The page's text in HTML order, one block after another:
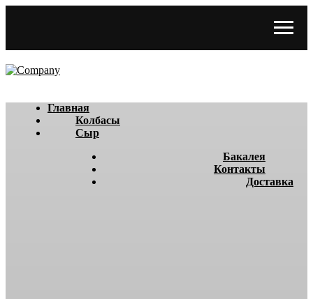
Главная
Колбасы
Сыр
Бакалея
Контакты
Доставка